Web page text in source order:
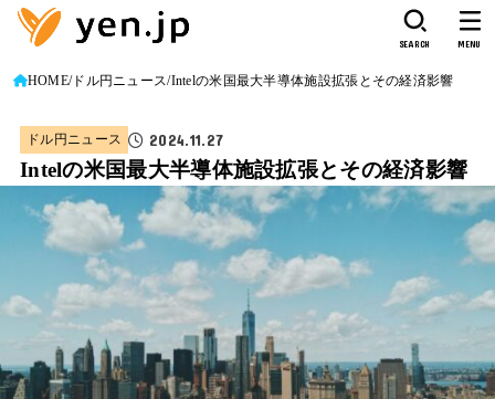
SEARCH MENU
HOME ドル円ニュース Intelの米国最大半導体施設拡張とその経済影響
ドル円ニュース 2024.11.27
Intelの米国最大半導体施設拡張とその経済影響